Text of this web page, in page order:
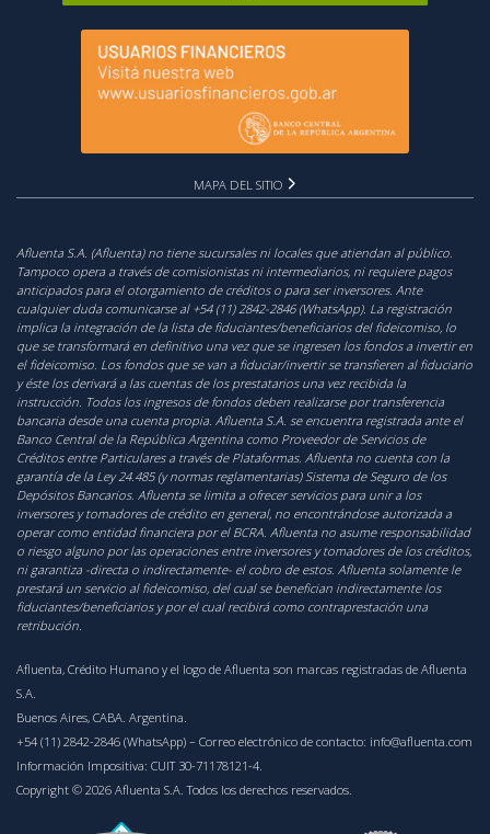
MAPA DEL SITIO
Afluenta S.A. (Afluenta) no tiene sucursales ni locales que atiendan al público.
Tampoco opera a través de comisionistas ni intermediarios, ni requiere pagos
anticipados para el otorgamiento de créditos o para ser inversores. Ante
cualquier duda comunicarse al +54 (11) 2842-2846 (WhatsApp). La registración
implica la integración de la lista de fiduciantes/beneficiarios del fideicomiso, lo
que se transformará en definitivo una vez que se ingresen los fondos a invertir en
el fideicomiso. Los fondos que se van a fiduciar/invertir se transfieren al fiduciario
y éste los derivará a las cuentas de los prestatarios una vez recibida la
instrucción. Todos los ingresos de fondos deben realizarse por transferencia
bancaria desde una cuenta propia. Afluenta S.A. se encuentra registrada ante el
Banco Central de la República Argentina como Proveedor de Servicios de
Créditos entre Particulares a través de Plataformas. Afluenta no cuenta con la
garantía de la Ley 24.485 (y normas reglamentarias) Sistema de Seguro de los
Depósitos Bancarios. Afluenta se limita a ofrecer servicios para unir a los
inversores y tomadores de crédito en general, no encontrándose autorizada a
operar como entidad financiera por el BCRA. Afluenta no asume responsabilidad
o riesgo alguno por las operaciones entre inversores y tomadores de los créditos,
ni garantiza -directa o indirectamente- el cobro de estos. Afluenta solamente le
prestará un servicio al fideicomiso, del cual se benefician indirectamente los
fiduciantes/beneficiarios y por el cual recibirá como contraprestación una
retribución.
Afluenta, Crédito Humano y el logo de Afluenta son marcas registradas de Afluenta
S.A.
Buenos Aires, CABA. Argentina.
+54 (11) 2842-2846 (WhatsApp) – Correo electrónico de contacto: info@afluenta.com
Información Impositiva: CUIT 30-71178121-4.
Copyright © 2026 Afluenta S.A. Todos los derechos reservados.